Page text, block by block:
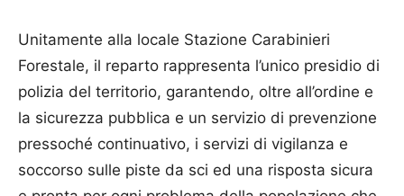
Unitamente alla locale Stazione Carabinieri
Forestale, il reparto rappresenta l’unico presidio di
polizia del territorio, garantendo, oltre all’ordine e
la sicurezza pubblica e un servizio di prevenzione
pressoché continuativo, i servizi di vigilanza e
soccorso sulle piste da sci ed una risposta sicura